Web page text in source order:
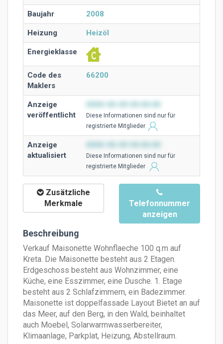
Baujahr 2008
Heizung Heizöl
Energieklasse
Code des
Maklers
66200
Anzeige
veröffentlicht
Diese Ιnformationen sind nur für
registrierte Mitglieder
Anzeige
aktualisiert
Diese Ιnformationen sind nur für
registrierte Mitglieder
Zusätzliche
Merkmale
Telefonnummer
anzeigen
Beschreibung
Verkauf Maisonette Wohnflaeche 100 q.m auf
Kreta. Die Maisonette besteht aus 2 Etagen.
Erdgeschoss besteht aus Wohnzimmer, eine
Küche, eine Esszimmer, eine Dusche. 1. Etage
besteht aus 2 Schlafzimmern, ein Badezimmer.
Maisonette ist doppelfassade Layout Bietet an auf
das Meer, auf den Berg, in den Wald, beinhaltet
auch Moebel, Solarwarmwasserbereiter,
Klimaanlage, Parkplat, Heizung, Abstellraum.